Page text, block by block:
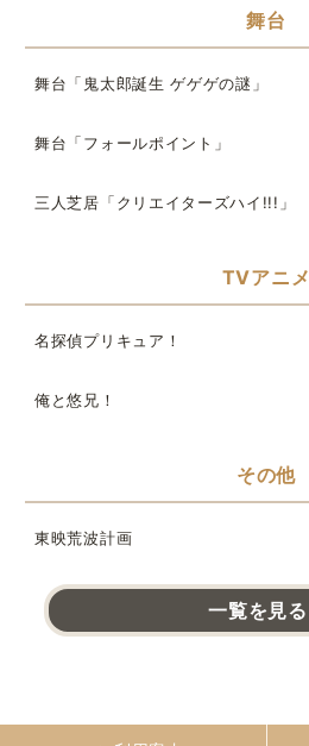
舞台
舞台「鬼太郎誕生 ゲゲゲの謎」
舞台「フォールポイント」
三人芝居「クリエイターズハイ!!!」
TVアニメ
名探偵プリキュア！
俺と悠兄！
その他
東映荒波計画
一覧を見る